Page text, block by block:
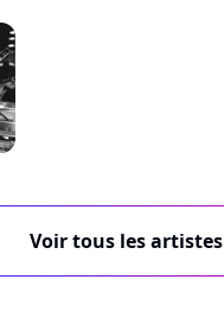
Voir tous les artistes